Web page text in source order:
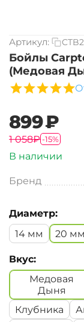
Артикул:
Бойлы
(Медовая
‍899‍₽
‍1 058‍₽-15%
В наличии
Бренд
Диаметр:
14 мм
20 мм
Вкус:
Медовая
Дыня
Клубника